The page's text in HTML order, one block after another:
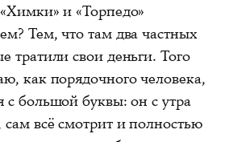
и «Торпедо»
Тем, что там два частных
тратили свои деньги. Того
как порядочного человека,
с большой буквы: он с утра
всё смотрит и полностью